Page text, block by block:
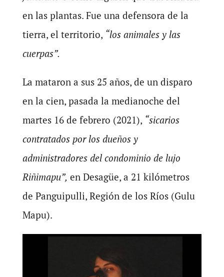
en las plantas. Fue una defensora de la
tierra, el territorio, “los animales y las
cuerpas”.
La mataron a sus 25 años, de un disparo
en la cien, pasada la medianoche del
martes 16 de febrero (2021), “sicarios
contratados por los dueños y
administradores del condominio de lujo
Riñimapu”, en Desagüe, a 21 kilómetros
de Panguipulli, Región de los Ríos (Gulu
Mapu).